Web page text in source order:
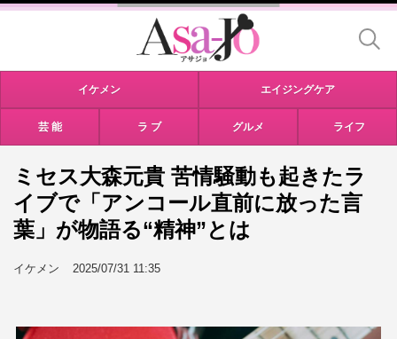
イケメン エイジングケア
芸 能 ラ ブ グルメ ライフ
ミセス大森元貴 苦情騒動も起きたラ
イブで「アンコール直前に放った言
葉」が物語る“精神”とは
イケメン 2025/07/31 11:35